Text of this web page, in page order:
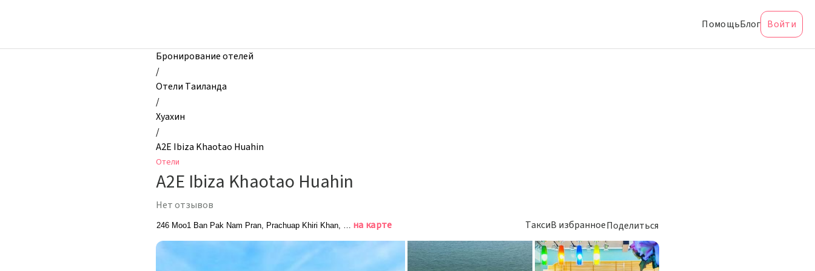
A2E
ПомощьБлог Войти
Бронирование отелей
/
Отели Таиланда
/
Хуахин
/
A2E Ibiza Khaotao Huahin
Отели
A2E Ibiza Khaotao Huahin
Нет отзывов
246 Moo1 Ban Pak Nam Pran, Prachuap Khiri Khan, Хуахинна карте ТаксиВ избранноеПоделиться